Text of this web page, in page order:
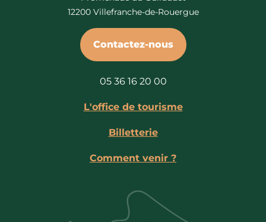
12200 Villefranche-de-Rouergue
Contactez-nous
05 36 16 20 00
L'office de tourisme
Billetterie
Comment venir ?